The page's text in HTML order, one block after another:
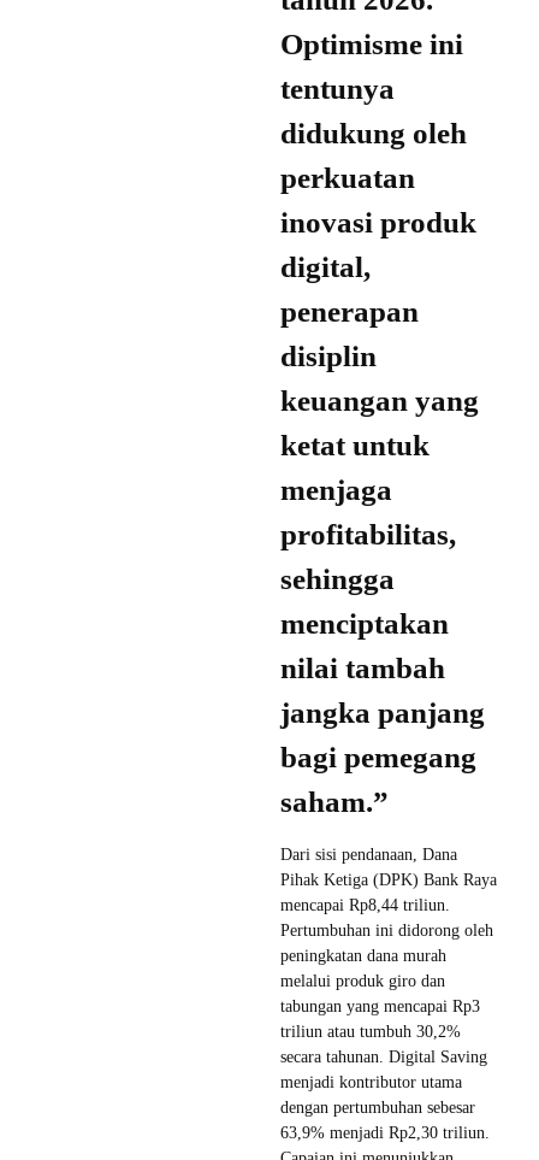
Optimisme ini
tentunya
didukung oleh
perkuatan
inovasi produk
digital,
penerapan
disiplin
keuangan yang
ketat untuk
menjaga
profitabilitas,
sehingga
menciptakan
nilai tambah
jangka panjang
bagi pemegang
saham.”
Dari sisi pendanaan, Dana
Pihak Ketiga (DPK) Bank Raya
mencapai Rp8,44 triliun.
Pertumbuhan ini didorong oleh
peningkatan dana murah
melalui produk giro dan
tabungan yang mencapai Rp3
triliun atau tumbuh 30,2%
secara tahunan. Digital Saving
menjadi kontributor utama
dengan pertumbuhan sebesar
63,9% menjadi Rp2,30 triliun.